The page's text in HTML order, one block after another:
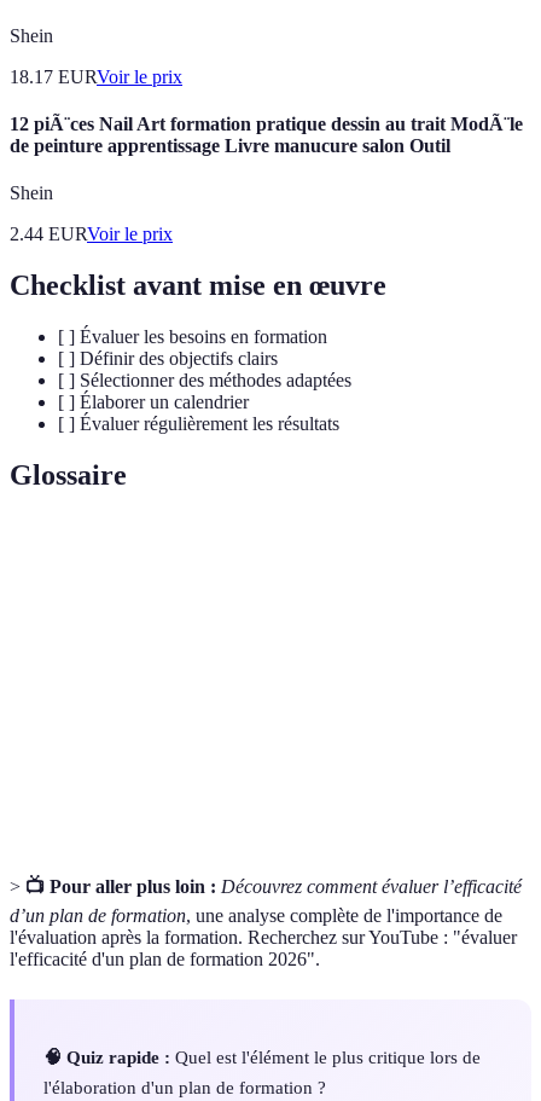
Shein
18.17 EURVoir le prix
12 piÃ¨ces Nail Art formation pratique dessin au trait ModÃ¨le
de peinture apprentissage Livre manucure salon Outil
Shein
2.44 EURVoir le prix
Checklist avant mise en œuvre
[ ] Évaluer les besoins en formation
[ ] Définir des objectifs clairs
[ ] Sélectionner des méthodes adaptées
[ ] Élaborer un calendrier
[ ] Évaluer régulièrement les résultats
Glossaire
> 📺 Pour aller plus loin : Découvrez comment évaluer l’efficacité
d’un plan de formation, une analyse complète de l'importance de
l'évaluation après la formation. Recherchez sur YouTube : "évaluer
l'efficacité d'un plan de formation 2026".
🧠 Quiz rapide : Quel est l'élément le plus critique lors de
l'élaboration d'un plan de formation ?